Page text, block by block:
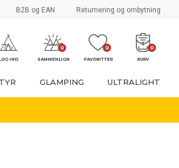
B2B og EAN Returnering og ombytning
IND
0
SAMMENLIGN
0
FAVORITTER
0
KURV
GLAMPING ULTRALIGHT